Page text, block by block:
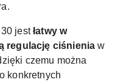
jest łatwy w
regulację ciśnienia w
czemu można
konkretnych